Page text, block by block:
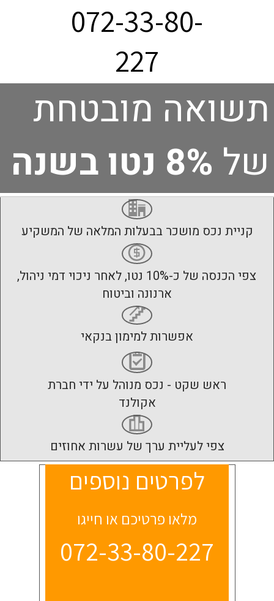
תשואה מובטחת
של 8% נטו בשנה
קניית נכס מושכר בבעלות המלאה של המשקיע
צפי הכנסה של כ-10% נטו, לאחר ניכוי דמי ניהול,
ארנונה וביטוח
אפשרות למימון בנקאי
ראש שקט - נכס מנוהל על ידי חברת
אקולנד
צפי לעליית ערך של עשרות אחוזים
מלאו פרטיכם או חייגו
072-33-80-227
לפרטים נוספים
072-33-80-
227